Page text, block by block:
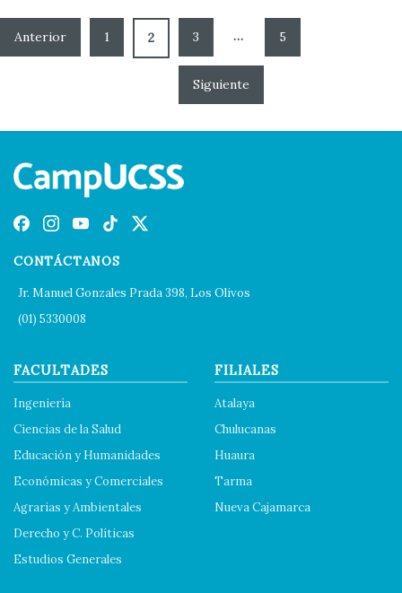
1 2 3 … 5
CONTÁCTANOS
Jr. Manuel Gonzales Prada 398, Los Olivos
(01) 5330008
FACULTADES
Ingeniería
Ciencias de la Salud
Educación y Humanidades
Económicas y Comerciales
Agrarias y Ambientales
Derecho y C. Políticas
Estudios Generales
FILIALES
Atalaya
Chulucanas
Huaura
Tarma
Nueva Cajamarca